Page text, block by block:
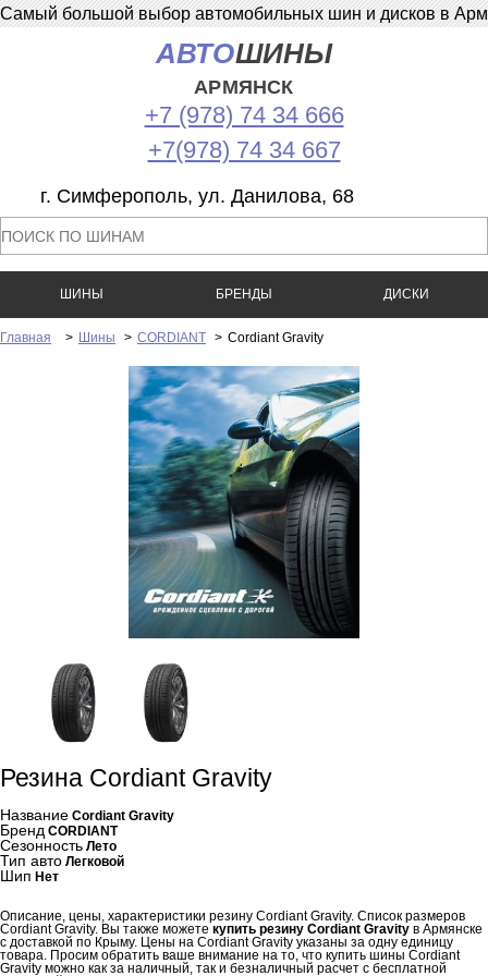
Самый большой выбор автомобильных шин и дисков в
АВТОШИНЫ
АРМЯНСК
+7 (978) 74 34 666
+7(978) 74 34 667
г. Симферополь, ул. Данилова, 68
ШИНЫ БРЕНДЫ ДИСКИ
Главная > Шины > CORDIANT > Cordiant Gravity
Резина Cordiant Gravity
Название Cordiant Gravity
Бренд CORDIANT
Сезонность Лето
Тип авто Легковой
Шип Нет
Описание, цены, характеристики резину Cordiant Gravity. Список размеров
Cordiant Gravity. Вы также можете купить резину Cordiant Gravity в Армянске
с доставкой по Крыму. Цены на Cordiant Gravity указаны за одну единицу
товара. Просим обратить ваше внимание на то, что купить шины Cordiant
Gravity можно как за наличный, так и безналичный расчет с бесплатной